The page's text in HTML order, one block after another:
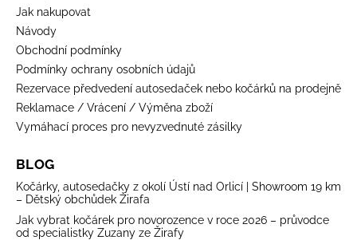
Jak nakupovat
Návody
Obchodní podmínky
Podmínky ochrany osobních údajů
Rezervace předvedení autosedaček nebo kočárků na prodejně
Reklamace / Vrácení / Výměna zboží
Vymáhací proces pro nevyzvednuté zásilky
BLOG
Kočárky, autosedačky z okolí Ústí nad Orlicí | Showroom 19 km
– Dětský obchůdek Žirafa
Jak vybrat kočárek pro novorozence v roce 2026 – průvodce
od specialistky Zuzany ze Žirafy